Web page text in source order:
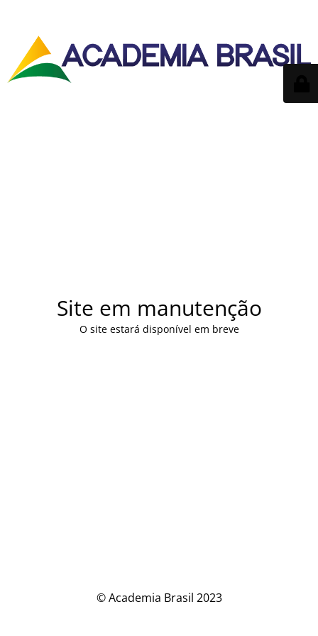
Site em manutenção
O site estará disponível em breve
© Academia Brasil 2023